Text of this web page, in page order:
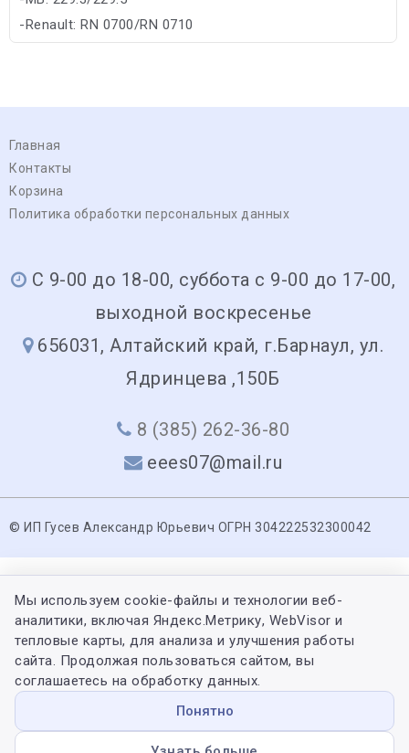
-Renault: RN 0700/RN 0710
Главная
Контакты
Корзина
Политика обработки персональных данных
С 9-00 до 18-00, суббота с 9-00 до 17-00,
выходной воскресенье
656031, Алтайский край, г.Барнаул, ул.
Ядринцева ,150Б
8 (385) 262-36-80
eees07@mail.ru
© ИП Гусев Александр Юрьевич ОГРН 304222532300042
Мы используем cookie-файлы и технологии веб-
аналитики, включая Яндекс.Метрику, WebVisor и
тепловые карты, для анализа и улучшения работы
сайта. Продолжая пользоваться сайтом, вы
соглашаетесь на обработку данных.
Понятно